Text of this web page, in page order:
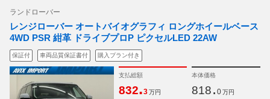
ランドローバー
レンジローバー オートバイオグラフィ ロングホイールベース
4WD PSR 紺革 ドライブプロP ピクセルLED 22AW
保証付 車両品質保証書付 購入プラン付き
支払総額
832.3 万円
本体価格
818. 0 万円